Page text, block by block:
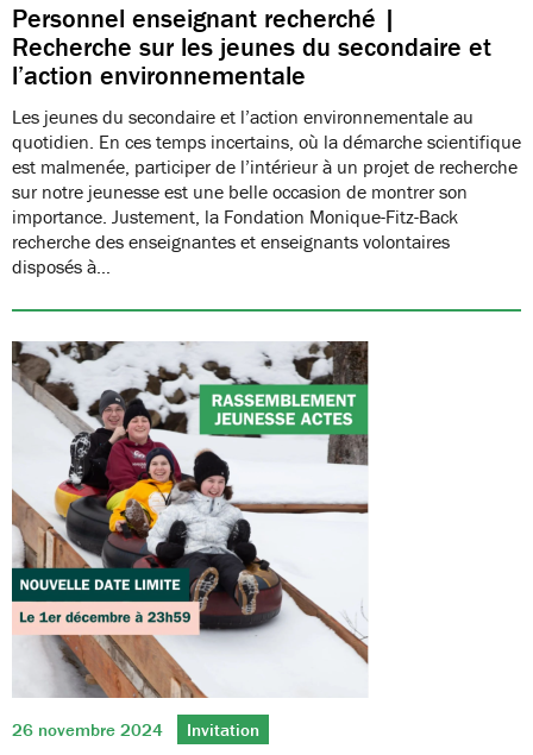
Personnel enseignant recherché |
Recherche sur les jeunes du secondaire et
l’action environnementale
Les jeunes du secondaire et l’action environnementale au
quotidien. En ces temps incertains, où la démarche scientifique
est malmenée, participer de l’intérieur à un projet de recherche
sur notre jeunesse est une belle occasion de montrer son
importance. Justement, la Fondation Monique-Fitz-Back
recherche des enseignantes et enseignants volontaires
disposés à…
26 novembre 2024 Invitation